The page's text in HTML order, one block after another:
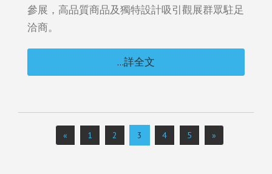
參展，高品質商品及獨特設計吸引觀展群眾駐足
洽商。
...詳全文
« 1 2 3 4 5 »